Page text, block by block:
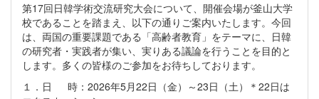
第17回日韓学術交流研究大会について、開催会場が釜山大学
校であることを踏まえ、以下の通りご案内いたします。今回
は、両国の重要課題である「高齢者教育」をテーマに、日韓
の研究者・実践者が集い、実りある議論を行うことを目的と
します。多くの皆様のご参加をお待ちしております。
１．日 時：2026年5月22日（金）～23日（土）＊22日は